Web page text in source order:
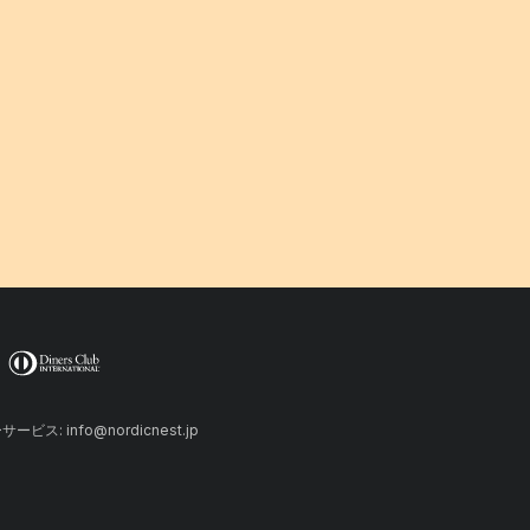
ービス: info@nordicnest.jp